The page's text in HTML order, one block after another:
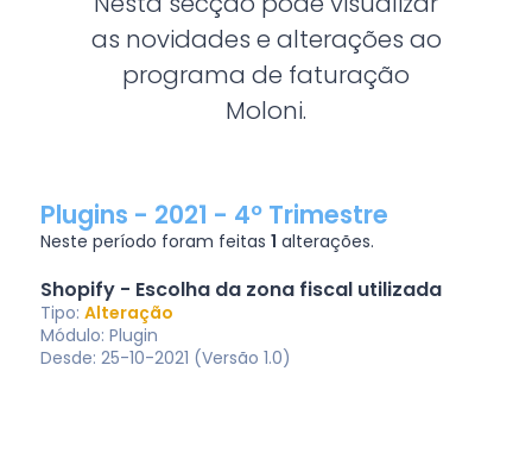
as novidades e alterações ao
programa de faturação
Moloni.
Plugins - 2021 - 4º Trimestre
Neste período foram feitas 1 alterações.
Shopify - Escolha da zona fiscal utilizada
Tipo: Alteração
Módulo: Plugin
Desde: 25-10-2021 (Versão 1.0)